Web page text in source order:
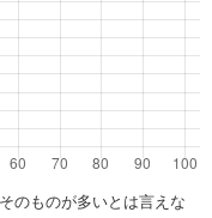
のものが多いとは言えな